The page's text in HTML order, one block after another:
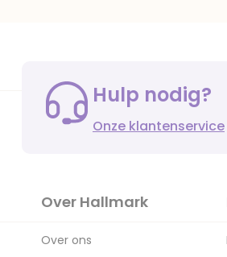
Hulp nodig?
Onze klantenservice
Over Hallmark
Over ons